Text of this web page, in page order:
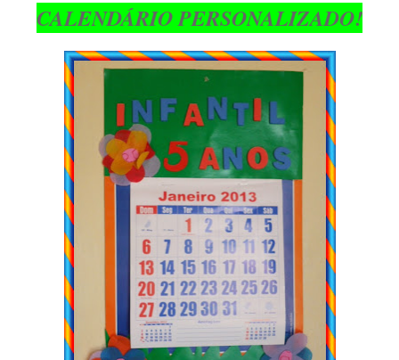
CALENDÁRIO PERSONALIZADO!